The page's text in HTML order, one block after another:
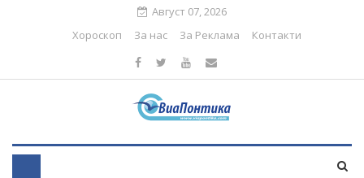
Август 07, 2026
Хороскоп
За нас За Реклама Контакти